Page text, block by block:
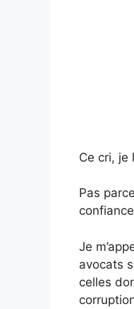
Ce cri, je
Pas
Je
avocats
celles